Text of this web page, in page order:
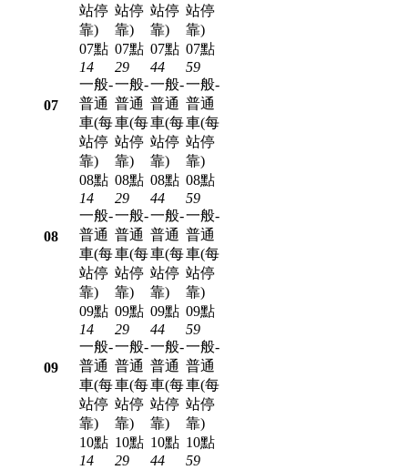
站停
靠)
站停
靠)
站停
靠)
站停
靠)
07
07點
14
一般-
普通
車(每
站停
靠)
07點
29
一般-
普通
車(每
站停
靠)
07點
44
一般-
普通
車(每
站停
靠)
07點
59
一般-
普通
車(每
站停
靠)
08
08點
14
一般-
普通
車(每
站停
靠)
08點
29
一般-
普通
車(每
站停
靠)
08點
44
一般-
普通
車(每
站停
靠)
08點
59
一般-
普通
車(每
站停
靠)
09
09點
14
一般-
普通
車(每
站停
靠)
09點
29
一般-
普通
車(每
站停
靠)
09點
44
一般-
普通
車(每
站停
靠)
09點
59
一般-
普通
車(每
站停
靠)
10點
14
10點
29
10點
44
10點
59